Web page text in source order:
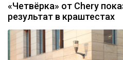
«Четвёрка» от Chery
результат в краштестах